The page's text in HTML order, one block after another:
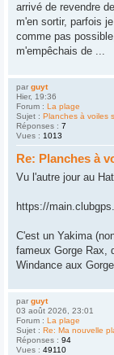
arrivé de revendre
m'en sortir, parfois
comme pas
m'empêchais de ...
par guyt
Hier, 19:36
Forum : La plage
Sujet : Planches à voiles
Réponses : 7
Vues : 1013
Re: Planches à
Vu l'autre jour au
https://
C'est un Yakima
fameux Gorge Rax,
Windance aux
par guyt
03 août 2026, 23:01
Forum : La plage
Sujet : Re: Ma nouvelle
Réponses : 94
Vues : 49110